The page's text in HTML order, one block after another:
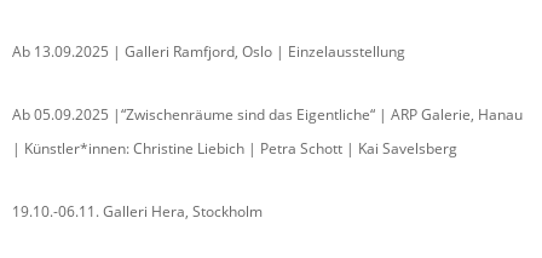
Ab 13.09.2025 | Galleri Ramfjord, Oslo | Einzelausstellung
Ab 05.09.2025 |“Zwischenräume sind das Eigentliche“ | ARP Galerie, Hanau
| Künstler*innen: Christine Liebich | Petra Schott | Kai Savelsberg
19.10.-06.11. Galleri Hera, Stockholm